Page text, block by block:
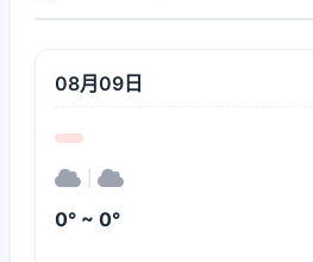
08月09日
0° ~ 0°